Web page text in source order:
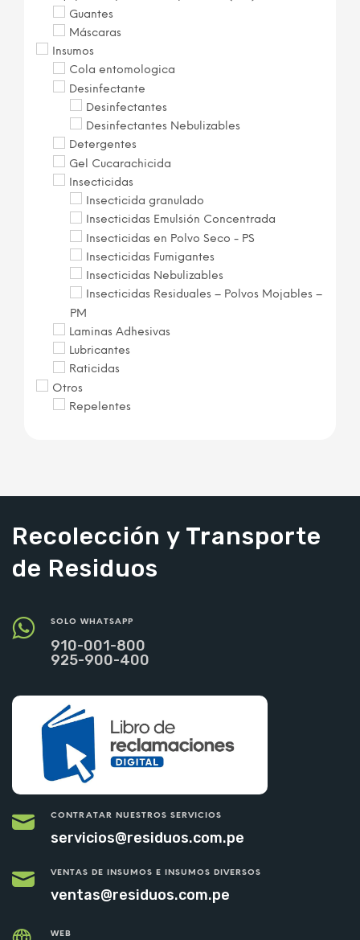
Guantes
Máscaras
Insumos
Cola entomologica
Desinfectante
Desinfectantes
Desinfectantes Nebulizables
Detergentes
Gel Cucarachicida
Insecticidas
Insecticida granulado
Insecticidas Emulsión Concentrada
Insecticidas en Polvo Seco - PS
Insecticidas Fumigantes
Insecticidas Nebulizables
Insecticidas Residuales – Polvos Mojables –
PM
Laminas Adhesivas
Lubricantes
Raticidas
Otros
Repelentes
Recolección y Transporte
de Residuos
SOLO WHATSAPP
910-001-800
925-900-400
CONTRATAR NUESTROS SERVICIOS
servicios@residuos.com.pe
VENTAS DE INSUMOS E INSUMOS DIVERSOS
ventas@residuos.com.pe
WEB